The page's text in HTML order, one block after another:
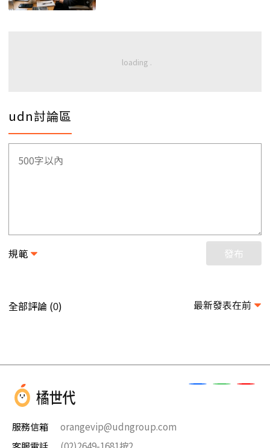
udn討論區
規範 發布
全部評論 (0) 最新發表在前
服務信箱
orangevip@udngroup.com